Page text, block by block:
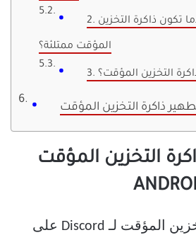
2. ماذا يحدث عندما تكون ذاكرة التخزين
المؤقت ممتلئة؟
التخزين المؤقت؟
ذاكرة التخزين المؤقت
التخزين المؤقت
يعد مسح ذاكرة التخزين المؤقت لـ Discord على